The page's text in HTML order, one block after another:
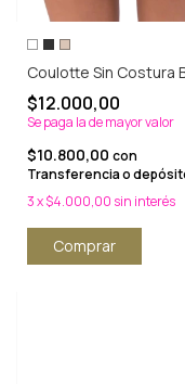
Coulotte Sin Costura
$12.000,00
Se paga la de mayor valor
$10.800,00 con
Transferencia o
3x$4.000,00 sin interés
Comprar